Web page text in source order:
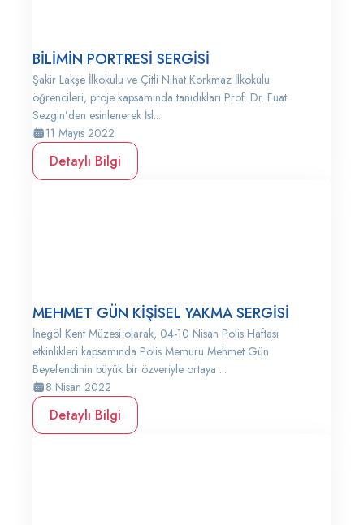
BİLİMİN PORTRESİ SERGİSİ
Şakir Lakşe İlkokulu ve Çitli Nihat Korkmaz İlkokulu
öğrencileri, proje kapsamında tanıdıkları Prof. Dr. Fuat
Sezgin’den esinlenerek İsl...
11 Mayıs 2022
Detaylı Bilgi
MEHMET GÜN KİŞİSEL YAKMA SERGİSİ
İnegöl Kent Müzesi olarak, 04-10 Nisan Polis Haftası
etkinlikleri kapsamında Polis Memuru Mehmet Gün
Beyefendinin büyük bir özveriyle ortaya ...
8 Nisan 2022
Detaylı Bilgi